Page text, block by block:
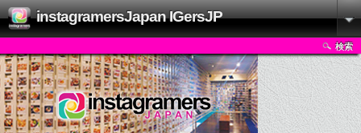
instagramersJapan IGersJP
検索